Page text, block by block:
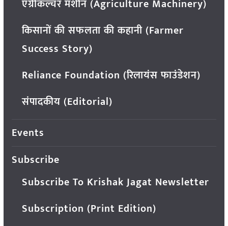
एग्रीकल्चर मशीन (Agriculture Machinery)
किसानों की सफलता की कहानी (Farmer
Success Story)
Reliance Foundation (रिलायंस फाउंडेशन)
संपादकीय (Editorial)
Events
Subscribe
Subscribe To Krishak Jagat Newsletter
Subscription (Print Edition)